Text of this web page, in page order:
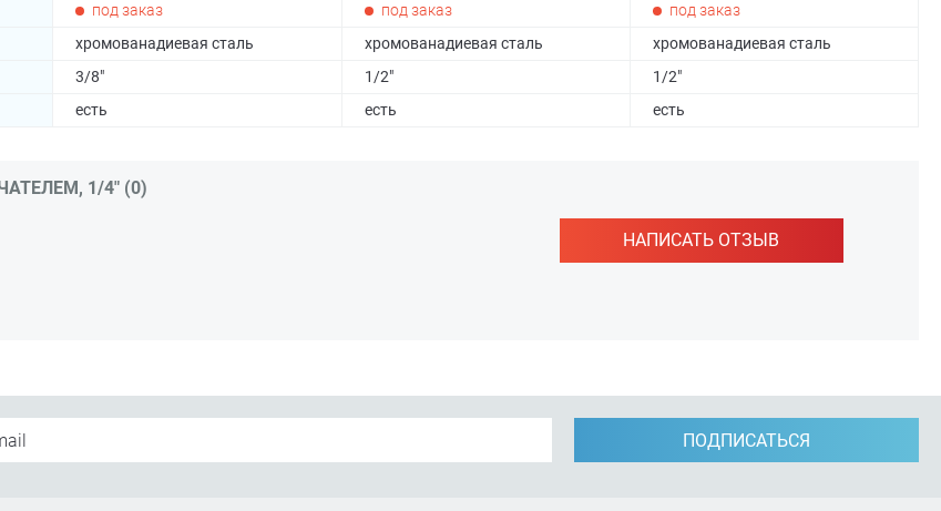
под заказ под заказ
под заказ
хромованадиевая сталь хромованадиевая сталь
хромованадиевая сталь
3/8" 1/2"
1/2"
есть есть есть
1/4" (0)
НАПИСАТЬ ОТЗЫВ
ПОДПИСАТЬСЯ